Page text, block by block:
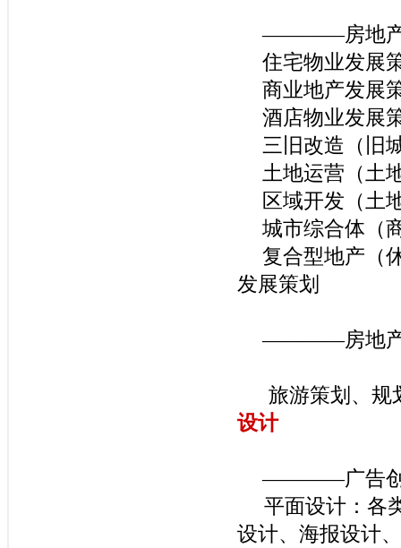
————房地
住宅物业发展
商业地产发展
酒店物业发展
三旧改造（旧
土地运营（土
区域开发（土
城市综合体（
复合型地产（
发展策划
————房地产
旅游策划、规
设计
————广告
平面设计：各
设计、海报设计